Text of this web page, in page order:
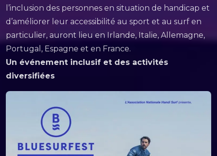
l’inclusion des personnes en situation de handicap et
d’améliorer leur accessibilité au sport et au surf en
particulier, auront lieu en Irlande, Italie, Allemagne,
Portugal, Espagne et en France.
Un événement inclusif et des activités
diversifiées